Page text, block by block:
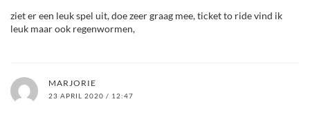
ziet er een leuk spel uit, doe zeer graag mee, ticket to ride vind ik
leuk maar ook regenwormen,
MARJORIE
23 APRIL 2020 / 12:47